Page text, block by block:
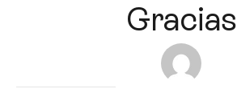
Gracias